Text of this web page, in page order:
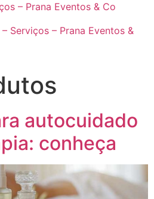
– Prana Eventos & Co
Serviços – Prana Eventos &
autocuidado
conheça